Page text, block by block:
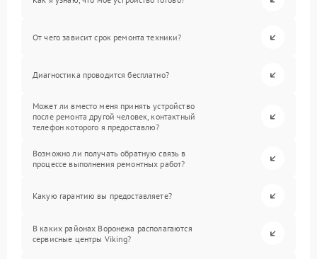
От чего зависит срок ремонта техники?
Диагностика проводится бесплатно?
Может ли вместо меня принять устройство
после ремонта другой человек, контактный
телефон которого я предоставлю?
Возможно ли получать обратную связь в
процессе выполнения ремонтных работ?
Какую гарантию вы предоставляете?
В каких районах Воронежа располагаются
сервисные центры Viking?